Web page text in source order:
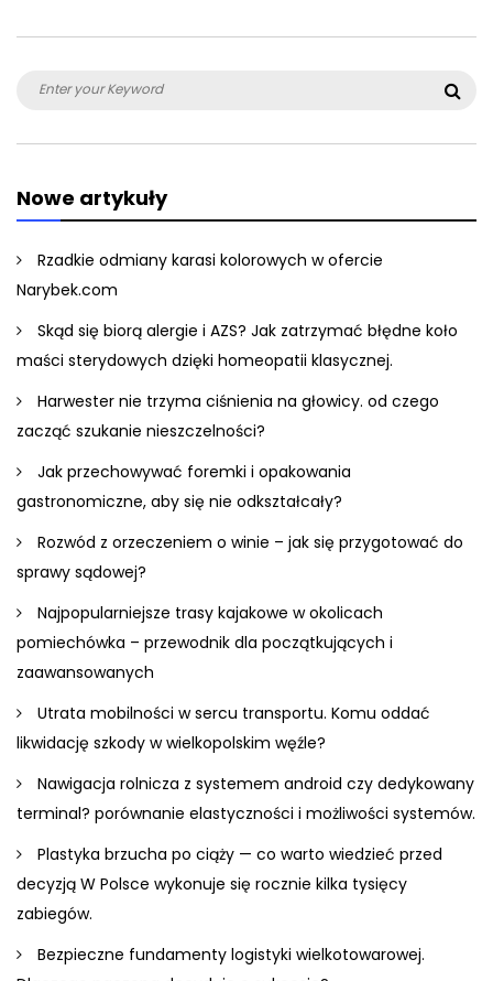
Search
Nowe artykuły
Rzadkie odmiany karasi kolorowych w ofercie
Narybek.com
Skąd się biorą alergie i AZS? Jak zatrzymać błędne koło
maści sterydowych dzięki homeopatii klasycznej.
Harwester nie trzyma ciśnienia na głowicy. od czego
zacząć szukanie nieszczelności?
Jak przechowywać foremki i opakowania
gastronomiczne, aby się nie odkształcały?
Rozwód z orzeczeniem o winie – jak się przygotować do
sprawy sądowej?
Najpopularniejsze trasy kajakowe w okolicach
pomiechówka – przewodnik dla początkujących i
zaawansowanych
Utrata mobilności w sercu transportu. Komu oddać
likwidację szkody w wielkopolskim węźle?
Nawigacja rolnicza z systemem android czy dedykowany
terminal? porównanie elastyczności i możliwości systemów.
Plastyka brzucha po ciąży — co warto wiedzieć przed
decyzją W Polsce wykonuje się rocznie kilka tysięcy
zabiegów.
Bezpieczne fundamenty logistyki wielkotowarowej.